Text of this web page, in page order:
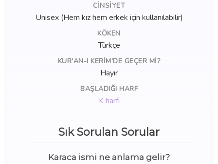
CINSIYET
Unisex (Hem kız hem erkek için kullanılabilir)
KÖKEN
Türkçe
KUR'AN-I KERIM'DE GEÇER MI?
Hayır
BAŞLADIĞI HARF
K harfi
Sık Sorulan Sorular
Karaca ismi ne anlama gelir?